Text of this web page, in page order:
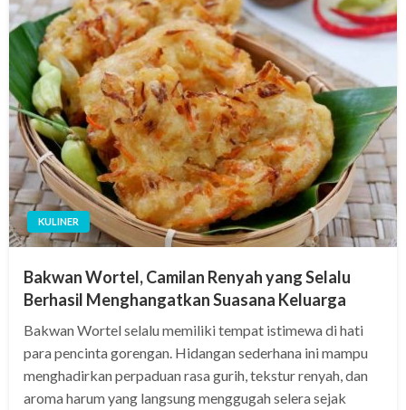
KULINER
Bakwan Wortel, Camilan Renyah yang Selalu
Berhasil Menghangatkan Suasana Keluarga
Bakwan Wortel selalu memiliki tempat istimewa di hati
para pencinta gorengan. Hidangan sederhana ini mampu
menghadirkan perpaduan rasa gurih, tekstur renyah, dan
aroma harum yang langsung menggugah selera sejak